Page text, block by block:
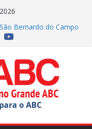
Bernardo do Campo
infantis aos
mobiliza apoio do
(inscrições até
o ABC